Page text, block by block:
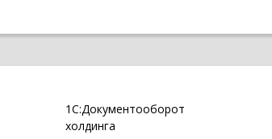
1С:Документооборот
холдинга